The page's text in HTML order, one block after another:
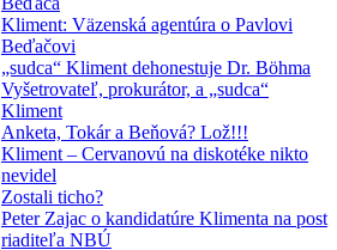
Kliment: Väzenská agentúra o Pavlovi
Beďačovi
„sudca“ Kliment dehonestuje Dr. Böhma
Vyšetrovateľ, prokurátor, a „sudca“
Kliment
Anketa, Tokár a Beňová? Lož!!!
Kliment – Cervanovú na diskotéke nikto
nevidel
Zostali ticho?
Peter Zajac o kandidatúre Klimenta na post
riaditeľa NBÚ